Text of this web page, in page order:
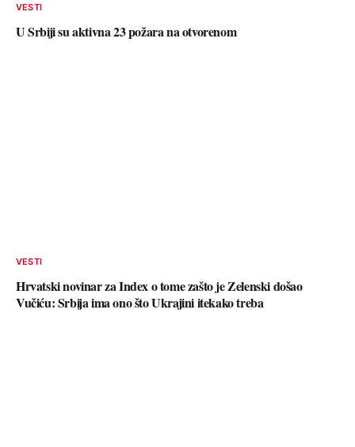
VESTI
U Srbiji su aktivna 23 požara na otvorenom
VESTI
Hrvatski novinar za Index o tome zašto je Zelenski došao
Vučiću: Srbija ima ono što Ukrajini itekako treba